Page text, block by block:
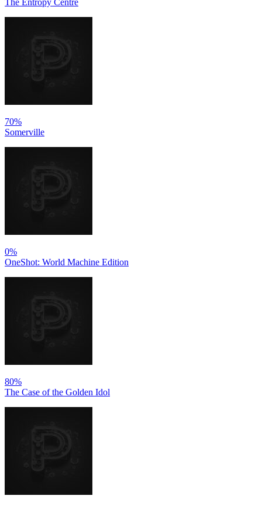
The Entropy Centre
70%
Somerville
0%
OneShot: World Machine Edition
80%
The Case of the Golden Idol